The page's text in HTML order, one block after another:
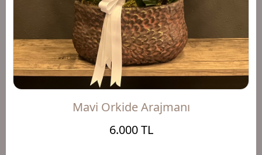
Mavi Orkide Arajmanı
6.000 TL